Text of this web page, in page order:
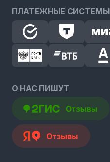
ПЛАТЕЖНЫЕ СИСТЕМЫ
О НАС ПИШУТ